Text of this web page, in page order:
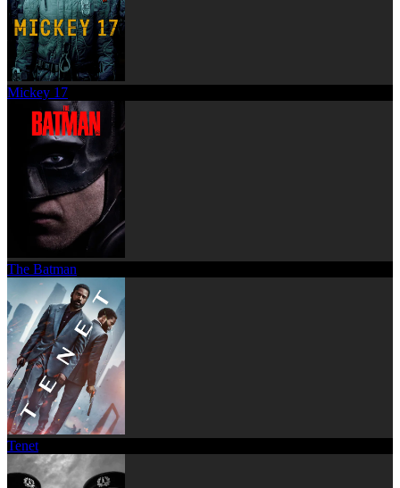
Mickey 17
The Batman
Tenet